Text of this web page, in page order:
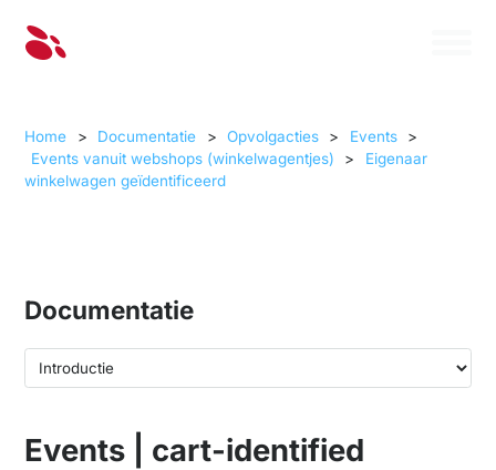
Home > Documentatie > Opvolgacties > Events
>
Events vanuit webshops (winkelwagentjes)
>
Eigenaar
winkelwagen geïdentificeerd
Documentatie
Events | cart-identified